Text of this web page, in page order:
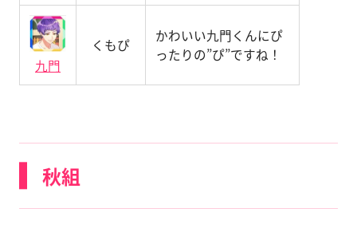
九門
くもぴ
かわいい九門くんにぴ
ったりの”ぴ”ですね！
秋組